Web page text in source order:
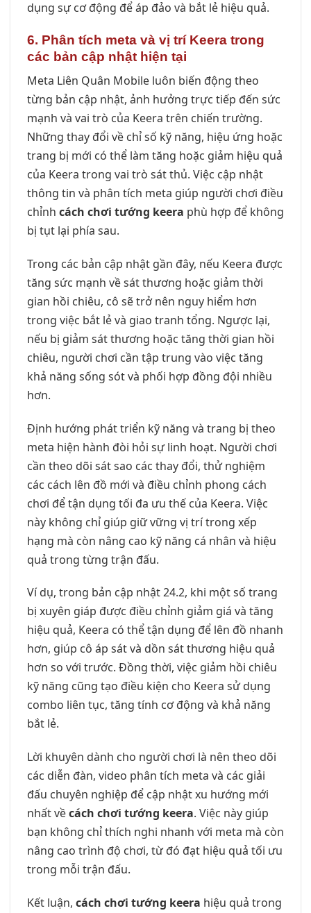
dụng sự cơ động để áp đảo và bắt lẻ hiệu quả.
6. Phân tích meta và vị trí Keera trong
các bản cập nhật hiện tại
Meta Liên Quân Mobile luôn biến động theo
từng bản cập nhật, ảnh hưởng trực tiếp đến sức
mạnh và vai trò của Keera trên chiến trường.
Những thay đổi về chỉ số kỹ năng, hiệu ứng hoặc
trang bị mới có thể làm tăng hoặc giảm hiệu quả
của Keera trong vai trò sát thủ. Việc cập nhật
thông tin và phân tích meta giúp người chơi điều
chỉnh cách chơi tướng keera phù hợp để không
bị tụt lại phía sau.
Trong các bản cập nhật gần đây, nếu Keera được
tăng sức mạnh về sát thương hoặc giảm thời
gian hồi chiêu, cô sẽ trở nên nguy hiểm hơn
trong việc bắt lẻ và giao tranh tổng. Ngược lại,
nếu bị giảm sát thương hoặc tăng thời gian hồi
chiêu, người chơi cần tập trung vào việc tăng
khả năng sống sót và phối hợp đồng đội nhiều
hơn.
Định hướng phát triển kỹ năng và trang bị theo
meta hiện hành đòi hỏi sự linh hoạt. Người chơi
cần theo dõi sát sao các thay đổi, thử nghiệm
các cách lên đồ mới và điều chỉnh phong cách
chơi để tận dụng tối đa ưu thế của Keera. Việc
này không chỉ giúp giữ vững vị trí trong xếp
hạng mà còn nâng cao kỹ năng cá nhân và hiệu
quả trong từng trận đấu.
Ví dụ, trong bản cập nhật 24.2, khi một số trang
bị xuyên giáp được điều chỉnh giảm giá và tăng
hiệu quả, Keera có thể tận dụng để lên đồ nhanh
hơn, giúp cô áp sát và dồn sát thương hiệu quả
hơn so với trước. Đồng thời, việc giảm hồi chiêu
kỹ năng cũng tạo điều kiện cho Keera sử dụng
combo liên tục, tăng tính cơ động và khả năng
bắt lẻ.
Lời khuyên dành cho người chơi là nên theo dõi
các diễn đàn, video phân tích meta và các giải
đấu chuyên nghiệp để cập nhật xu hướng mới
nhất vềcách chơi tướng keera. Việc này giúp
bạn không chỉ thích nghi nhanh với meta mà còn
nâng cao trình độ chơi, từ đó đạt hiệu quả tối ưu
trong mỗi trận đấu.
Kết luận, cách chơi tướng keera hiệu quả trong